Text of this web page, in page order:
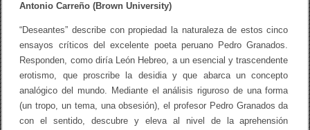
Antonio Carreño (Brown University)
“Deseantes” describe con propiedad la naturaleza de estos cinco
ensayos críticos del excelente poeta peruano Pedro Granados.
Responden, como diría León Hebreo, a un esencial y trascendente
erotismo, que proscribe la desidia y que abarca un concepto
analógico del mundo. Mediante el análisis riguroso de una forma
(un tropo, un tema, una obsesión), el profesor Pedro Granados da
con el sentido, descubre y eleva al nivel de la aprehensión